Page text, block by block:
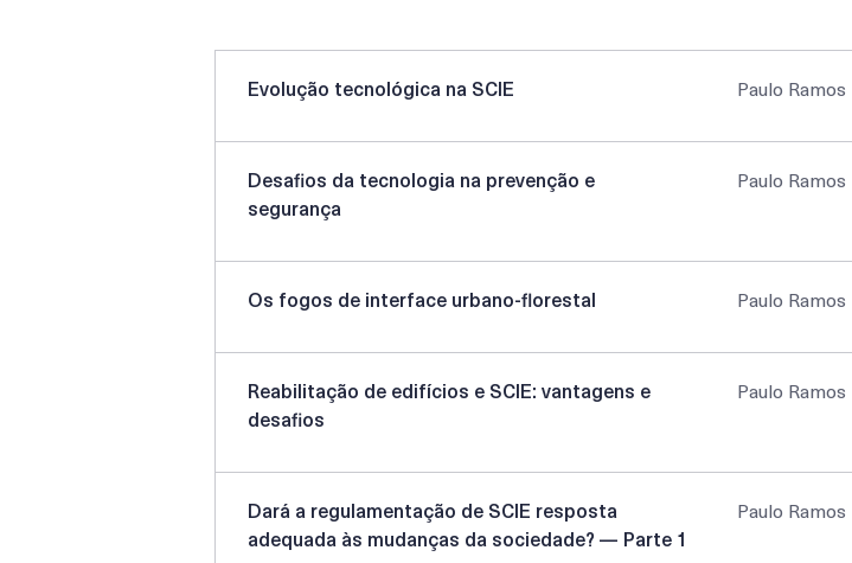
Evolução tecnológica na SCIE Paulo Ramos
Desafios da tecnologia na prevenção e
segurança
Paulo Ramos
Os fogos de interface urbano-florestal Paulo Ramos
Reabilitação de edifícios e SCIE: vantagens e
desafios
Paulo Ramos
Dará a regulamentação de SCIE resposta
adequada às mudanças da sociedade? — Parte 1
Paulo Ramos